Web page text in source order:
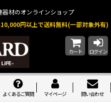
材のオンラインショップ
円以上で送料無料(一部対象外有)
カート ログイン
よくあるご質問 マイページ 問い合わせ